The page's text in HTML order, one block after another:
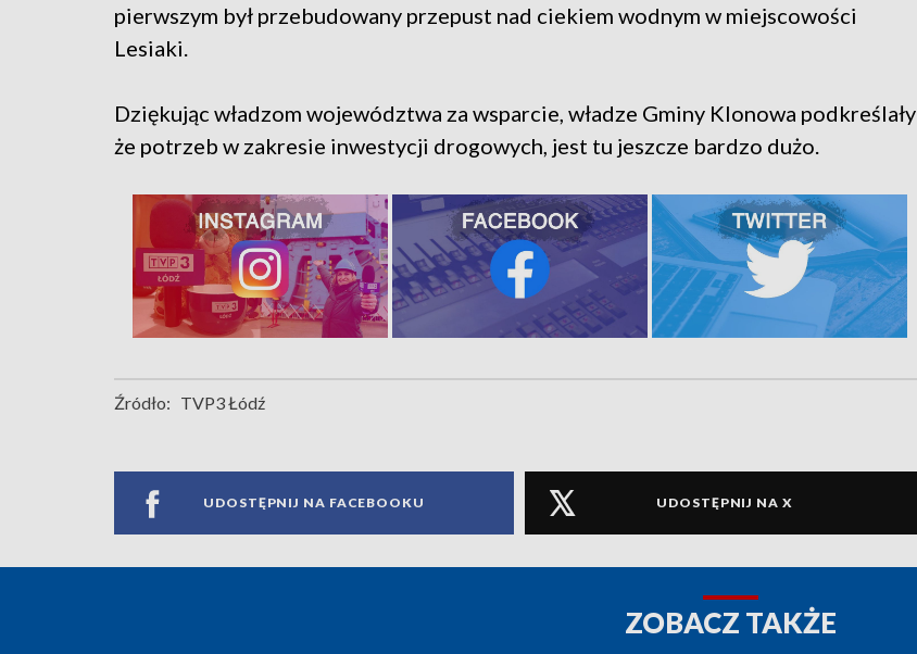
pierwszym był przebudowany przepust nad ciekiem wodnym w miejscowości
Lesiaki.
Dziękując władzom województwa za wsparcie, władze Gminy Klonowa podkreślały
że potrzeb w zakresie inwestycji drogowych, jest tu jeszcze bardzo dużo.
Źródło: TVP3 Łódź
UDOSTĘPNIJ NA FACEBOOKU UDOSTĘPNIJ NA X
ZOBACZ TAKŻE